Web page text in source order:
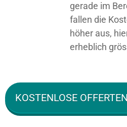
gerade im
fallen die
höher aus,
erheblich
KOSTENLOSE